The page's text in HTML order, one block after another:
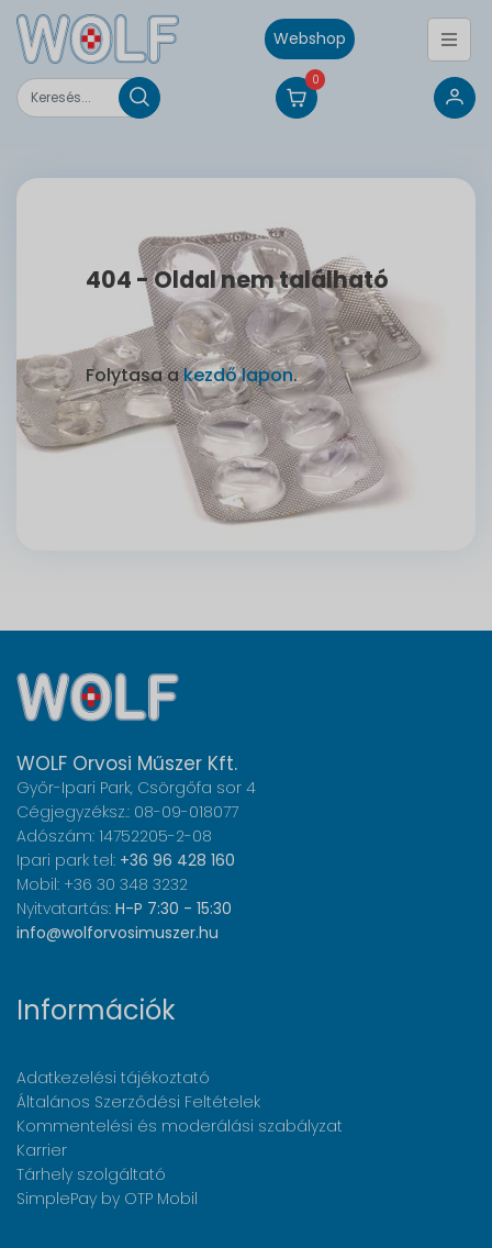
Webshop
0
404 - Oldal nem található
Folytasa akezdő lapon.
WOLF Orvosi Műszer Kft.
Győr-Ipari Park, Csörgőfa sor 4
Cégjegyzéksz.: 08-09-018077
Adószám: 14752205-2-08
Ipari park tel: +36 96 428 160
Mobil: +36 30 348 3232
Nyitvatartás: H-P 7:30 - 15:30
info@wolforvosimuszer.hu
Információk
Adatkezelési tájékoztató
Általános Szerződési Feltételek
Kommentelési és moderálási szabályzat
Karrier
Tárhely szolgáltató
SimplePay by OTP Mobil